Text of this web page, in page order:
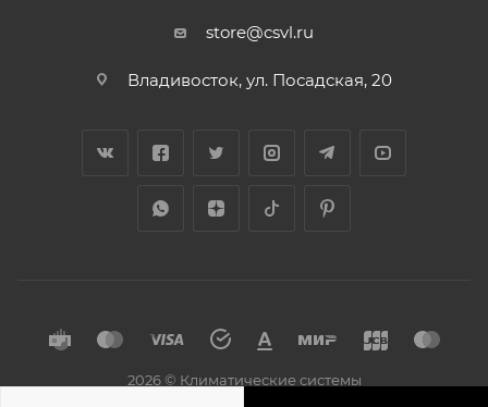
store@csvl.ru
Владивосток, ул. Посадская, 20
2026 © Климатические системы